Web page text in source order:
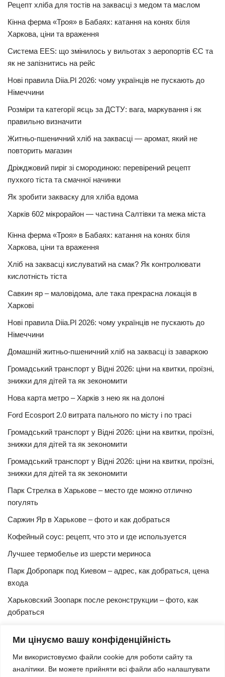
Ми цінуємо вашу конфіденційність
Ми використовуємо файли cookie для роботи сайту та
аналітики. Ви можете прийняти всі файли або налаштувати
Рецепт хліба для тостів на заквасці з медом та маслом
Кінна ферма «Троя» в Бабаях: катання на конях біля
Харкова, ціни та враження
Система EES: що змінилось у вильотах з аеропортів ЄС та
як не запізнитись на рейс
Нові правила Diia.Pl 2026: чому українців не пускають до
Німеччини
Розміри та категорії яєць за ДСТУ: вага, маркування і як
правильно визначити
Житньо-пшеничний хліб на заквасці — аромат, який не
повторить магазин
Дріжджовий пиріг зі смородиною: перевірений рецепт
пухкого тіста та смачної начинки
Як зробити закваску для хліба вдома
Харків 602 мікрорайон — частина Салтівки та межа міста
Кінна ферма «Троя» в Бабаях: катання на конях біля
Харкова, ціни та враження
Хліб на заквасці кислуватий на смак? Як контролювати
кислотність тіста
Савкин яр – маловідома, але така прекрасна локація в
Харкові
Нові правила Diia.Pl 2026: чому українців не пускають до
Німеччини
Домашній житньо-пшеничний хліб на заквасці із заваркою
Громадський транспорт у Відні 2026: ціни на квитки, проїзні,
знижки для дітей та як зекономити
Нова карта метро – Харків з нею як на долоні
Ford Ecosport 2.0 витрата пального по місту і по трасі
Громадський транспорт у Відні 2026: ціни на квитки, проїзні,
знижки для дітей та як зекономити
Громадський транспорт у Відні 2026: ціни на квитки, проїзні,
знижки для дітей та як зекономити
Парк Стрелка в Харькове – место где можно отлично
погулять
Саржин Яр в Харькове – фото и как добраться
Кофейный соус: рецепт, что это и где используется
Лучшее термобелье из шерсти мериноса
Парк Добропарк под Киевом – адрес, как добраться, цена
входа
Харьковский Зоопарк после реконструкции – фото, как
добраться
домашних условиях
Харьковская Швейцария – цены, адрес, как добраться
Маршрут и расписание 27 троллейбуса (Харьков)